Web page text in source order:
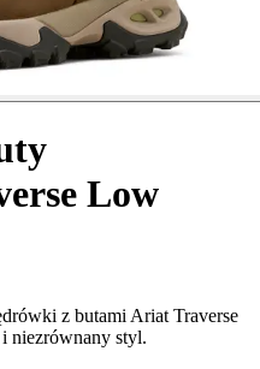
Low
z butami Ariat Traverse
niezrównany styl.